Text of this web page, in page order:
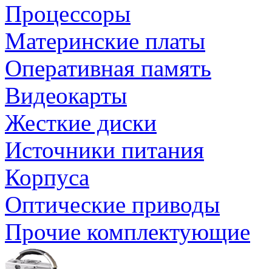
Процессоры
Материнские платы
Оперативная память
Видеокарты
Жесткие диски
Источники питания
Корпуса
Оптические приводы
Прочие комплектующие